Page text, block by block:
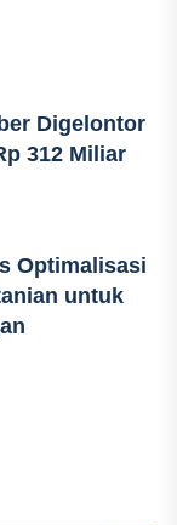
Digelontor
312 Miliar
Optimalisasi
untuk